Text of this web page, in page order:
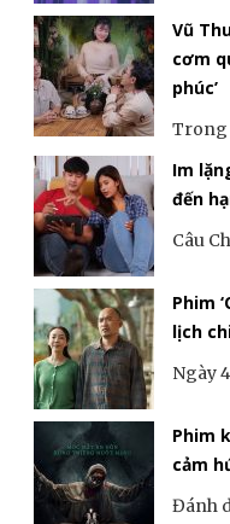
Vũ
cơm
phúc’
Trong
Im
đến
Câu
Phim
lịch
Ngày
Phim
cảm
Đánh